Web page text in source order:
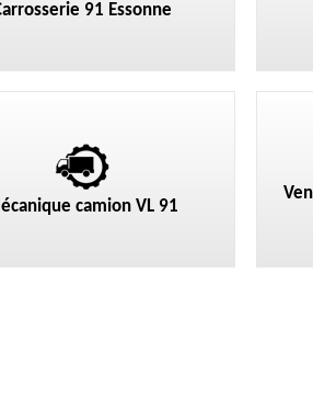
91 Essonne
camion VL 91